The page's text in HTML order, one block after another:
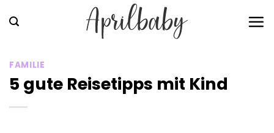
Inhalt
FAMILIE
5 gute Reisetipps mit Kind